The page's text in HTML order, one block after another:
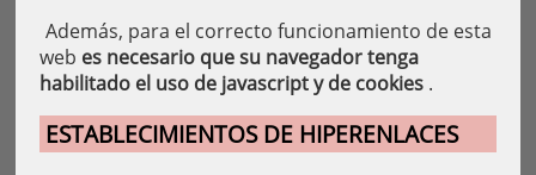
Además, para el correcto funcionamiento de esta
web es necesario que su navegador tenga
habilitado el uso de javascript y de cookies .
ESTABLECIMIENTOS DE HIPERENLACES